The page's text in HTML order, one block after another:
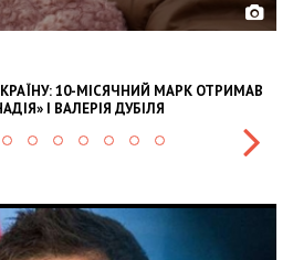
10-МІСЯЧНИЙ МАРК ОТРИМАВ
І ВАЛЕРІЯ ДУБІЛЯ